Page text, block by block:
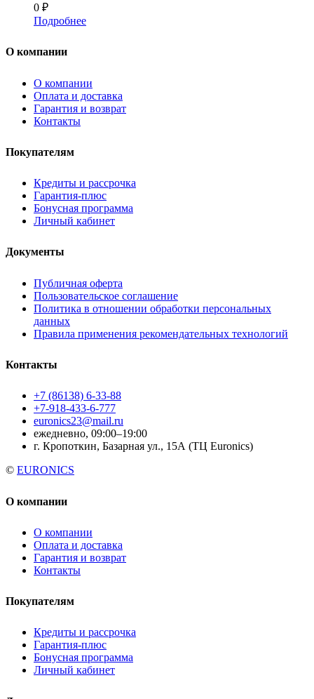
0 ₽
Подробнее
О компании
О компании
Оплата и доставка
Гарантия и возврат
Контакты
Покупателям
Кредиты и рассрочка
Гарантия-плюс
Бонусная программа
Личный кабинет
Документы
Публичная оферта
Пользовательское соглашение
Политика в отношении обработки персональных
данных
Правила применения рекомендательных технологий
Контакты
+7 (86138) 6-33-88
+7-918-433-6-777
euronics23@mail.ru
ежедневно, 09:00–19:00
г. Кропоткин, Базарная ул., 15А (ТЦ Euronics)
© EURONICS
О компании
О компании
Оплата и доставка
Гарантия и возврат
Контакты
Покупателям
Кредиты и рассрочка
Гарантия-плюс
Бонусная программа
Личный кабинет